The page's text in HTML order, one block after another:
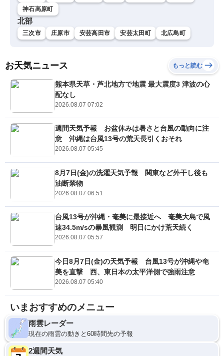
神石高原町
北部
三次市 庄原市 安芸高田市 安芸太田町 北広島町
お天気ニュース もっと読む
熊本県天草・芦北地方で地震 最大震度3 津波の心
配なし
2026.08.07 07:02
週間天気予報 お盆休みは暑さと台風の動向に注
意 沖縄は台風13号の荒天長引くおそれ
2026.08.07 05:45
8月7日(金)の洗濯天気予報 関東など外干し後も
油断禁物
2026.08.07 06:51
台風13号が沖縄・奄美に最接近へ 奄美大島で風
速34.5m/sの暴風観測 明日にかけ荒天続く
2026.08.07 05:57
今日8月7日(金)の天気予報 台風13号が沖縄や奄
美を直撃 西、東日本の太平洋側で強雨注意
2026.08.07 05:40
いまおすすめのメニュー
雨雲レーダー
現在の雨雲の動きと60時間先の予報
2週間天気